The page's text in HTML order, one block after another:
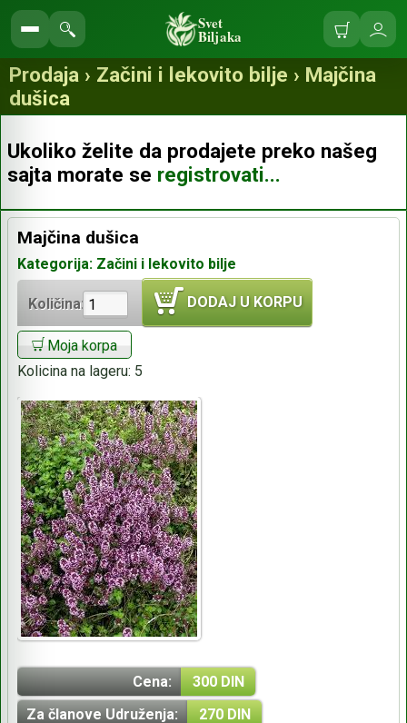
Pretraga
prodavnice
Svet
Biljaka Korpa
se
Prodaja › Začini i lekovito bilje › Majčina
dušica
Ukoliko želite da prodajete preko našeg
sajta morate se registrovati...
Majčina dušica
Kategorija: Začini i lekovito bilje
Količina: DODAJ U KORPU
Moja korpa
Kolicina na lageru: 5
Cena:
300 DIN
Za članove Udruženja:
270 DIN